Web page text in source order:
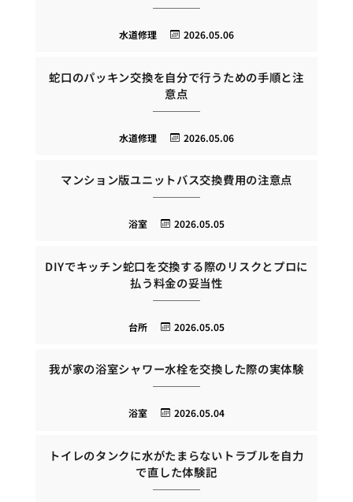
2026.05.06
水道修理
蛇口のパッキン交換を自分で行うための手順と注
意点
2026.05.06
水道修理
マンション版ユニットバス交換費用の注意点
2026.05.05
浴室
DIYでキッチン蛇口を交換する際のリスクとプロに
払う料金の妥当性
2026.05.05
台所
我が家の浴室シャワー水栓を交換した際の実体験
2026.05.04
浴室
トイレのタンクに水がたまらないトラブルを自力
で直した体験記